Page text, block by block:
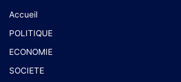
Accueil
POLITIQUE
ECONOMIE
SOCIETE